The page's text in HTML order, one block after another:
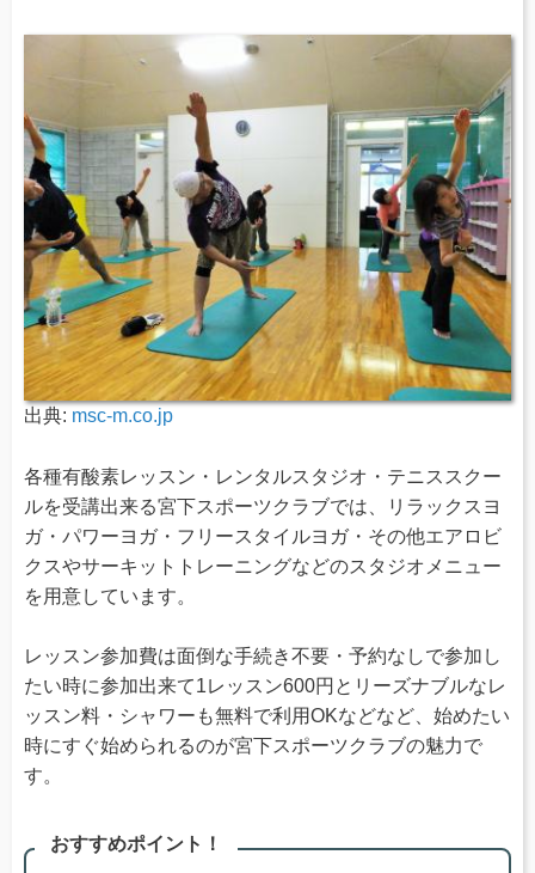
出典: msc-m.co.jp
各種有酸素レッスン・レンタルスタジオ・テニススクー
ルを受講出来る宮下スポーツクラブでは、リラックスヨ
ガ・パワーヨガ・フリースタイルヨガ・その他エアロビ
クスやサーキットトレーニングなどのスタジオメニュー
を用意しています。
レッスン参加費は面倒な手続き不要・予約なしで参加し
たい時に参加出来て1レッスン600円とリーズナブルなレ
ッスン料・シャワーも無料で利用OKなどなど、始めたい
時にすぐ始められるのが宮下スポーツクラブの魅力で
す。
おすすめポイント！